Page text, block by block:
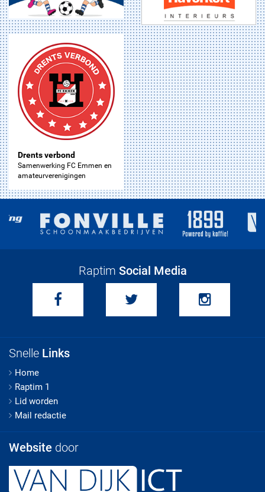
Drents verbond
Samenwerking FC Emmen en
amateurverenigingen
Raptim Social Media
Snelle Links
Home
Raptim 1
Lid worden
Mail redactie
Website door